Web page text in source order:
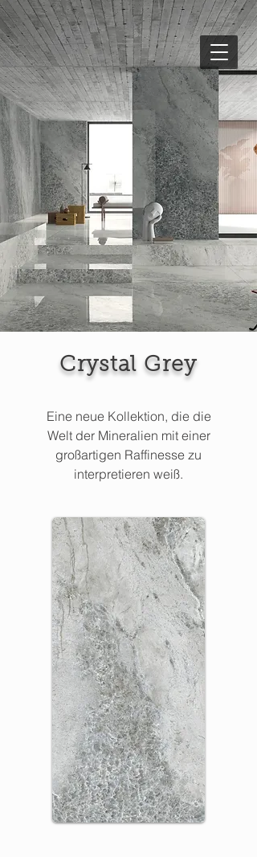
Crystal Grey
Eine neue Kollektion, die die
Welt der Mineralien mit einer
großartigen Raffinesse zu
interpretieren weiß.